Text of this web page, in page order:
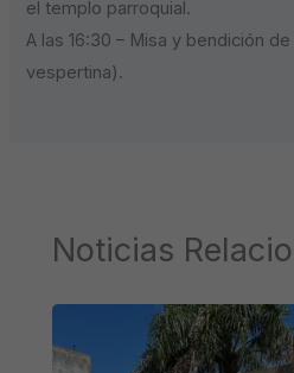
el templo parroquial.
A las 16:30 – Misa y bendición
vespertina).
Noticias